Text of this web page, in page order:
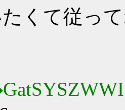
たくて従っ